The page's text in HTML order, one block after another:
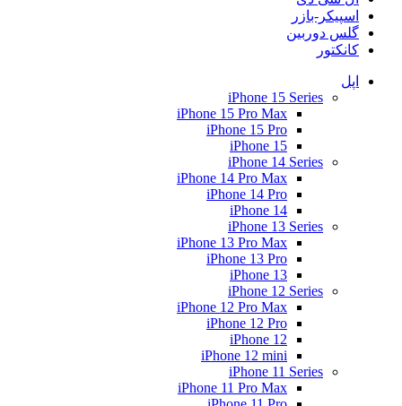
اسپیکر-بازر
گلس دوربین
کانکتور
اپل
iPhone 15 Series
iPhone 15 Pro Max
iPhone 15 Pro
iPhone 15
iPhone 14 Series
iPhone 14 Pro Max
iPhone 14 Pro
iPhone 14
iPhone 13 Series
iPhone 13 Pro Max
iPhone 13 Pro
iPhone 13
iPhone 12 Series
iPhone 12 Pro Max
iPhone 12 Pro
iPhone 12
iPhone 12 mini
iPhone 11 Series
iPhone 11 Pro Max